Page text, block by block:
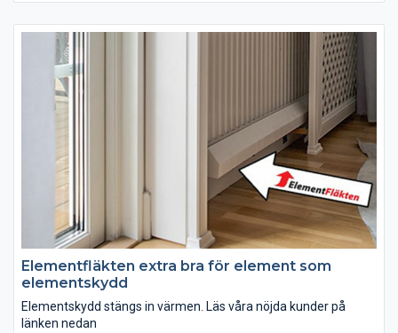
Elementfläkten extra bra för element som
elementskydd
Elementskydd stängs in värmen. Läs våra nöjda kunder på
länken nedan